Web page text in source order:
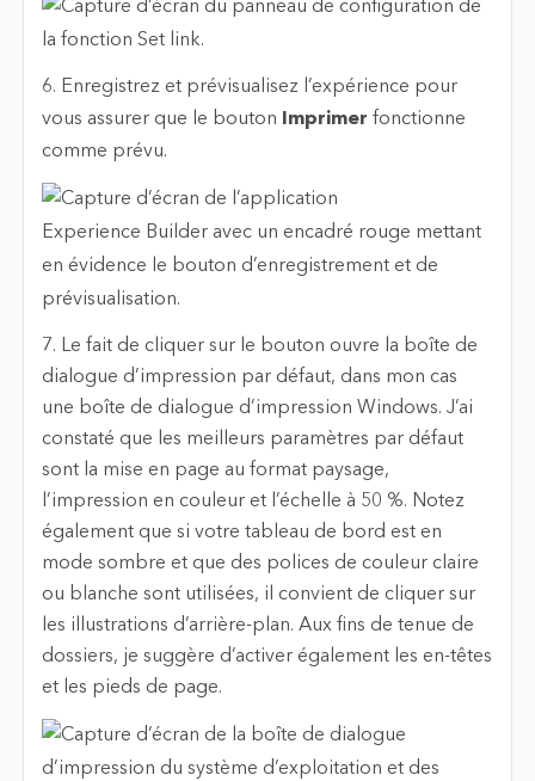
6. Enregistrez et prévisualisez l’expérience pour
vous assurer que le bouton
Imprimer fonctionne
comme prévu.
7. Le fait de cliquer sur le bouton ouvre la boîte de
dialogue d’impression par défaut, dans mon cas
une boîte de dialogue d’impression Windows. J’ai
constaté que les meilleurs paramètres par défaut
sont la mise en page au format paysage,
l’impression en couleur et l’échelle à 50 %. Notez
également que si votre tableau de bord est en
mode sombre et que des polices de couleur claire
ou blanche sont utilisées, il convient de cliquer sur
les illustrations d’arrière-plan. Aux fins de tenue de
dossiers, je suggère d’activer également les en-têtes
et les pieds de page.